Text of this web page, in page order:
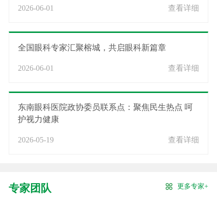
2026-06-01 查看详细
全国眼科专家汇聚榕城，共启眼科新篇章
2026-06-01 查看详细
东南眼科医院政协委员联系点：聚焦民生热点 呵
护视力健康
2026-05-19 查看详细
专家团队 更多专家+